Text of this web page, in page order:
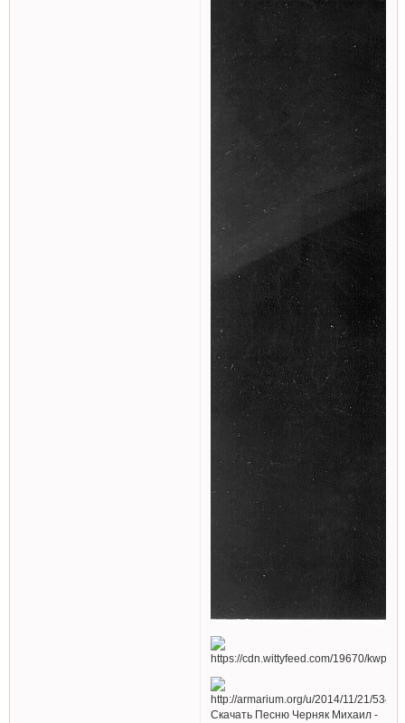
Скачать Песню Черняк Михаил -